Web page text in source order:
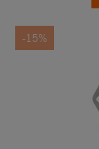
-15%